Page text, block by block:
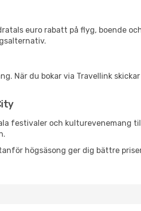
euro rabatt på flyg, boende
När du bokar via Travellink
festivaler och kulturevenemang
högsäsong ger dig bättre